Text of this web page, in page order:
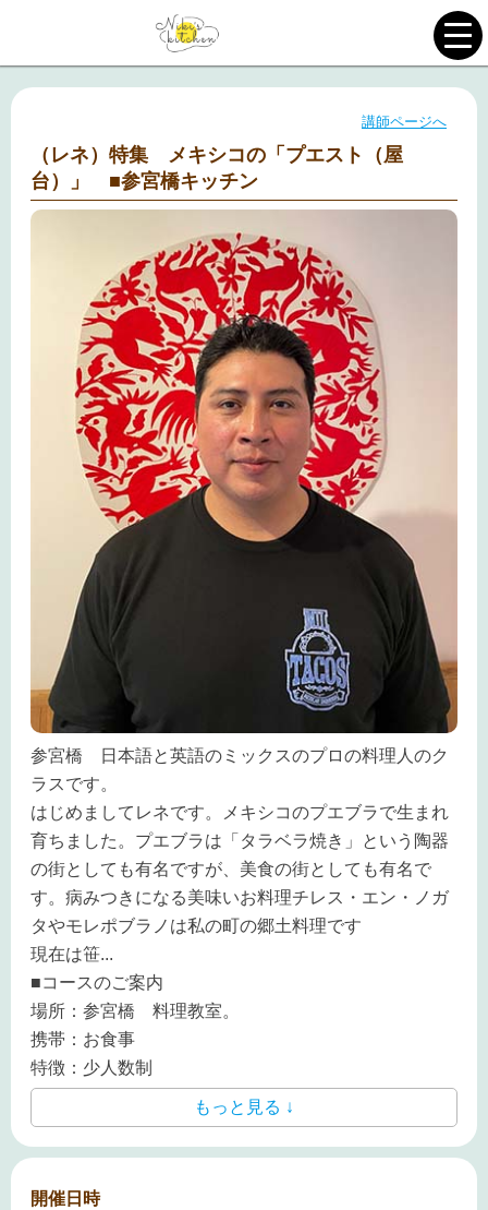
講師ページへ
（レネ）特集 メキシコの「プエスト（屋
台）」 ■参宮橋キッチン
参宮橋 日本語と英語のミックスのプロの料理人のク
ラスです。
はじめましてレネです。メキシコのプエブラで生まれ
育ちました。プエブラは「タラベラ焼き」という陶器
の街としても有名ですが、美食の街としても有名で
す。病みつきになる美味いお料理チレス・エン・ノガ
タやモレポブラノは私の町の郷土料理です
現在は笹...
■コースのご案内
場所：参宮橋 料理教室。
携帯：お食事
特徴：少人数制
もっと見る ↓
開催日時